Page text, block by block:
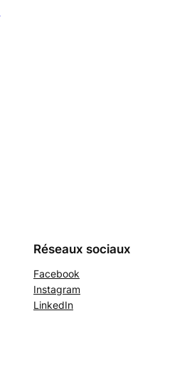
Réseaux sociaux
Facebook
Instagram
LinkedIn